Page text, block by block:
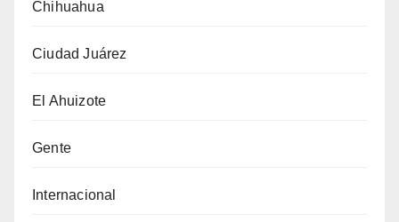
Chihuahua
Ciudad Juárez
El Ahuizote
Gente
Internacional